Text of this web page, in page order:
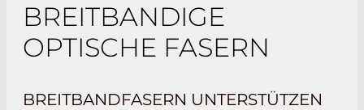
BREITBANDIGE
OPTISCHE FASERN
BREITBANDFASERN UNTERSTÜTZEN